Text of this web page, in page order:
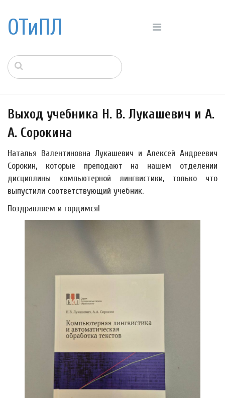
ОТиПЛ
Выход учебника Н. В. Лукашевич и А.
А. Сорокина
Наталья Валентиновна Лукашевич и Алексей Андреевич
Сорокин, которые преподают на нашем отделении
дисциплины компьютерной лингвистики, только что
выпустили соответствующий учебник.
Поздравляем и гордимся!